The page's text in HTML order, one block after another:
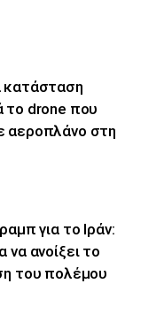
το drone που
αεροπλάνο στη
για το Ιράν:
να ανοίξει το
του πολέμου